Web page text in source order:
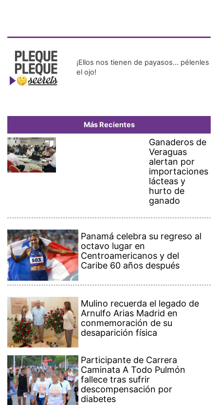
¡Ellos nos tienen de payasos… pélenles
el ojo!
Más Recientes
Ganaderos de
Veraguas
alertan por
importaciones
lácteas y
hurto de
ganado
Panamá celebra su regreso al
octavo lugar en
Centroamericanos y del
Caribe 60 años después
Mulino recuerda el legado de
Arnulfo Arias Madrid en
conmemoración de su
desaparición física
Participante de Carrera
Caminata A Todo Pulmón
fallece tras sufrir
descompensación por
diabetes